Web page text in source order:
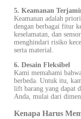
5. Keamanan
Keamanan adalah
dengan berbagai fitur
keselamatan, dan
menghindari risiko
serta material.
6. Desain Fleksibel
Kami memahami
berbeda. Untuk itu,
lift barang yang dapat
Anda, mulai dari
Kenapa Harus